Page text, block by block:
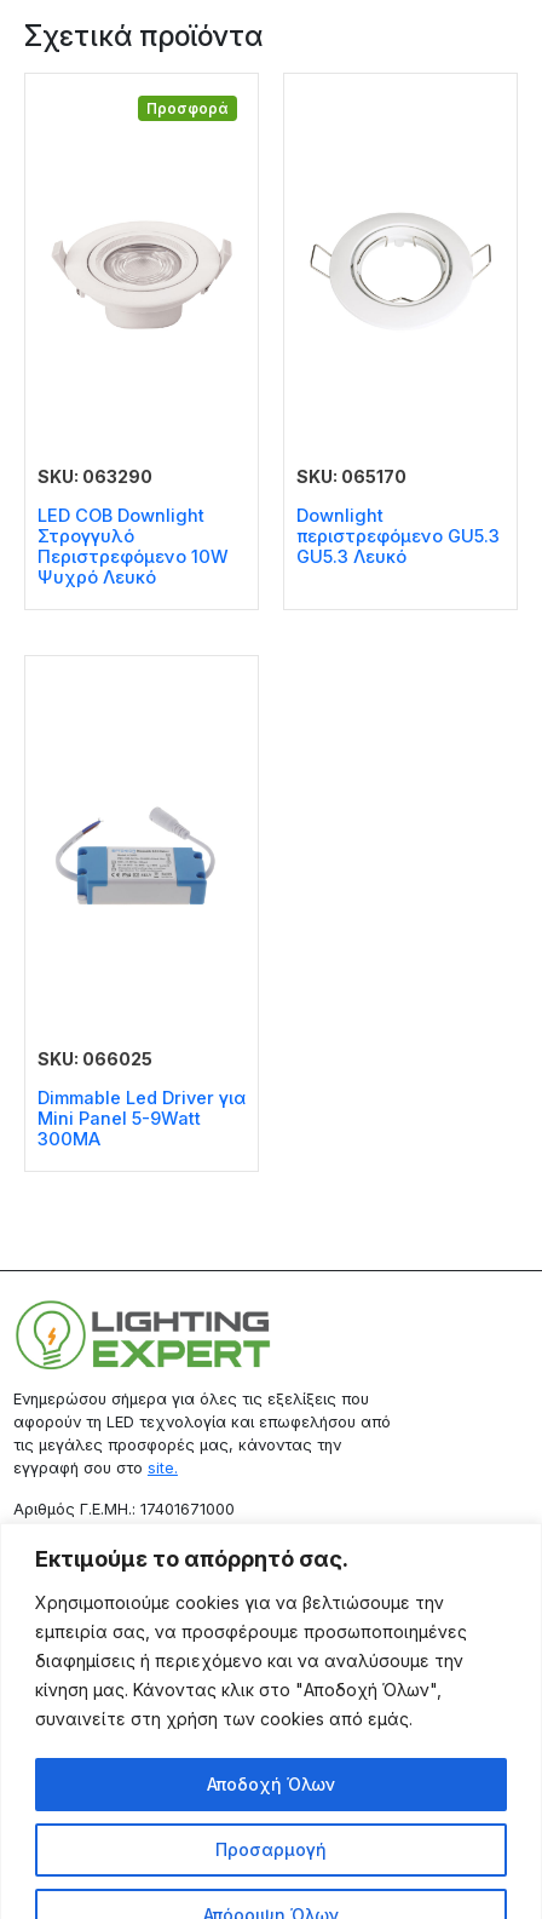
Εκτιμούμε το απόρρητό σας.
Χρησιμοποιούμε cookies για να βελτιώσουμε την
εμπειρία σας, να προσφέρουμε προσωποποιημένες
διαφημίσεις ή περιεχόμενο και να αναλύσουμε την
κίνηση μας. Κάνοντας κλικ στο "Αποδοχή Όλων",
συναινείτε στη χρήση των cookies από εμάς.
Προσαρμογή
Απόρριψη Όλων
Αποδοχή Όλων
Σχετικά προϊόντα
Προσφορά
SKU: 063290
LED COB Downlight
Στρογγυλό
Περιστρεφόμενο 10W
Ψυχρό Λευκό
SKU: 065170
Downlight
περιστρεφόμενο GU5.3
GU5.3 Λευκό
SKU: 066025
Dimmable Led Driver για
Mini Panel 5-9Watt
300MA
Ενημερώσου σήμερα για όλες τις εξελίξεις που
αφορούν τη LED τεχνολογία και επωφελήσου από
τις μεγάλες προσφορές μας, κάνοντας την
εγγραφή σου στο site.
Aριθμός Γ.Ε.ΜΗ.: 17401671000
Επικοινωνία
Ρόδου 133, Αθήνα 10443
(+30) 211 725 5427
sales@lightingexpert.gr
Χρήσιμες Σελίδες
Προϊόντα
Τρόποι Αποστολής